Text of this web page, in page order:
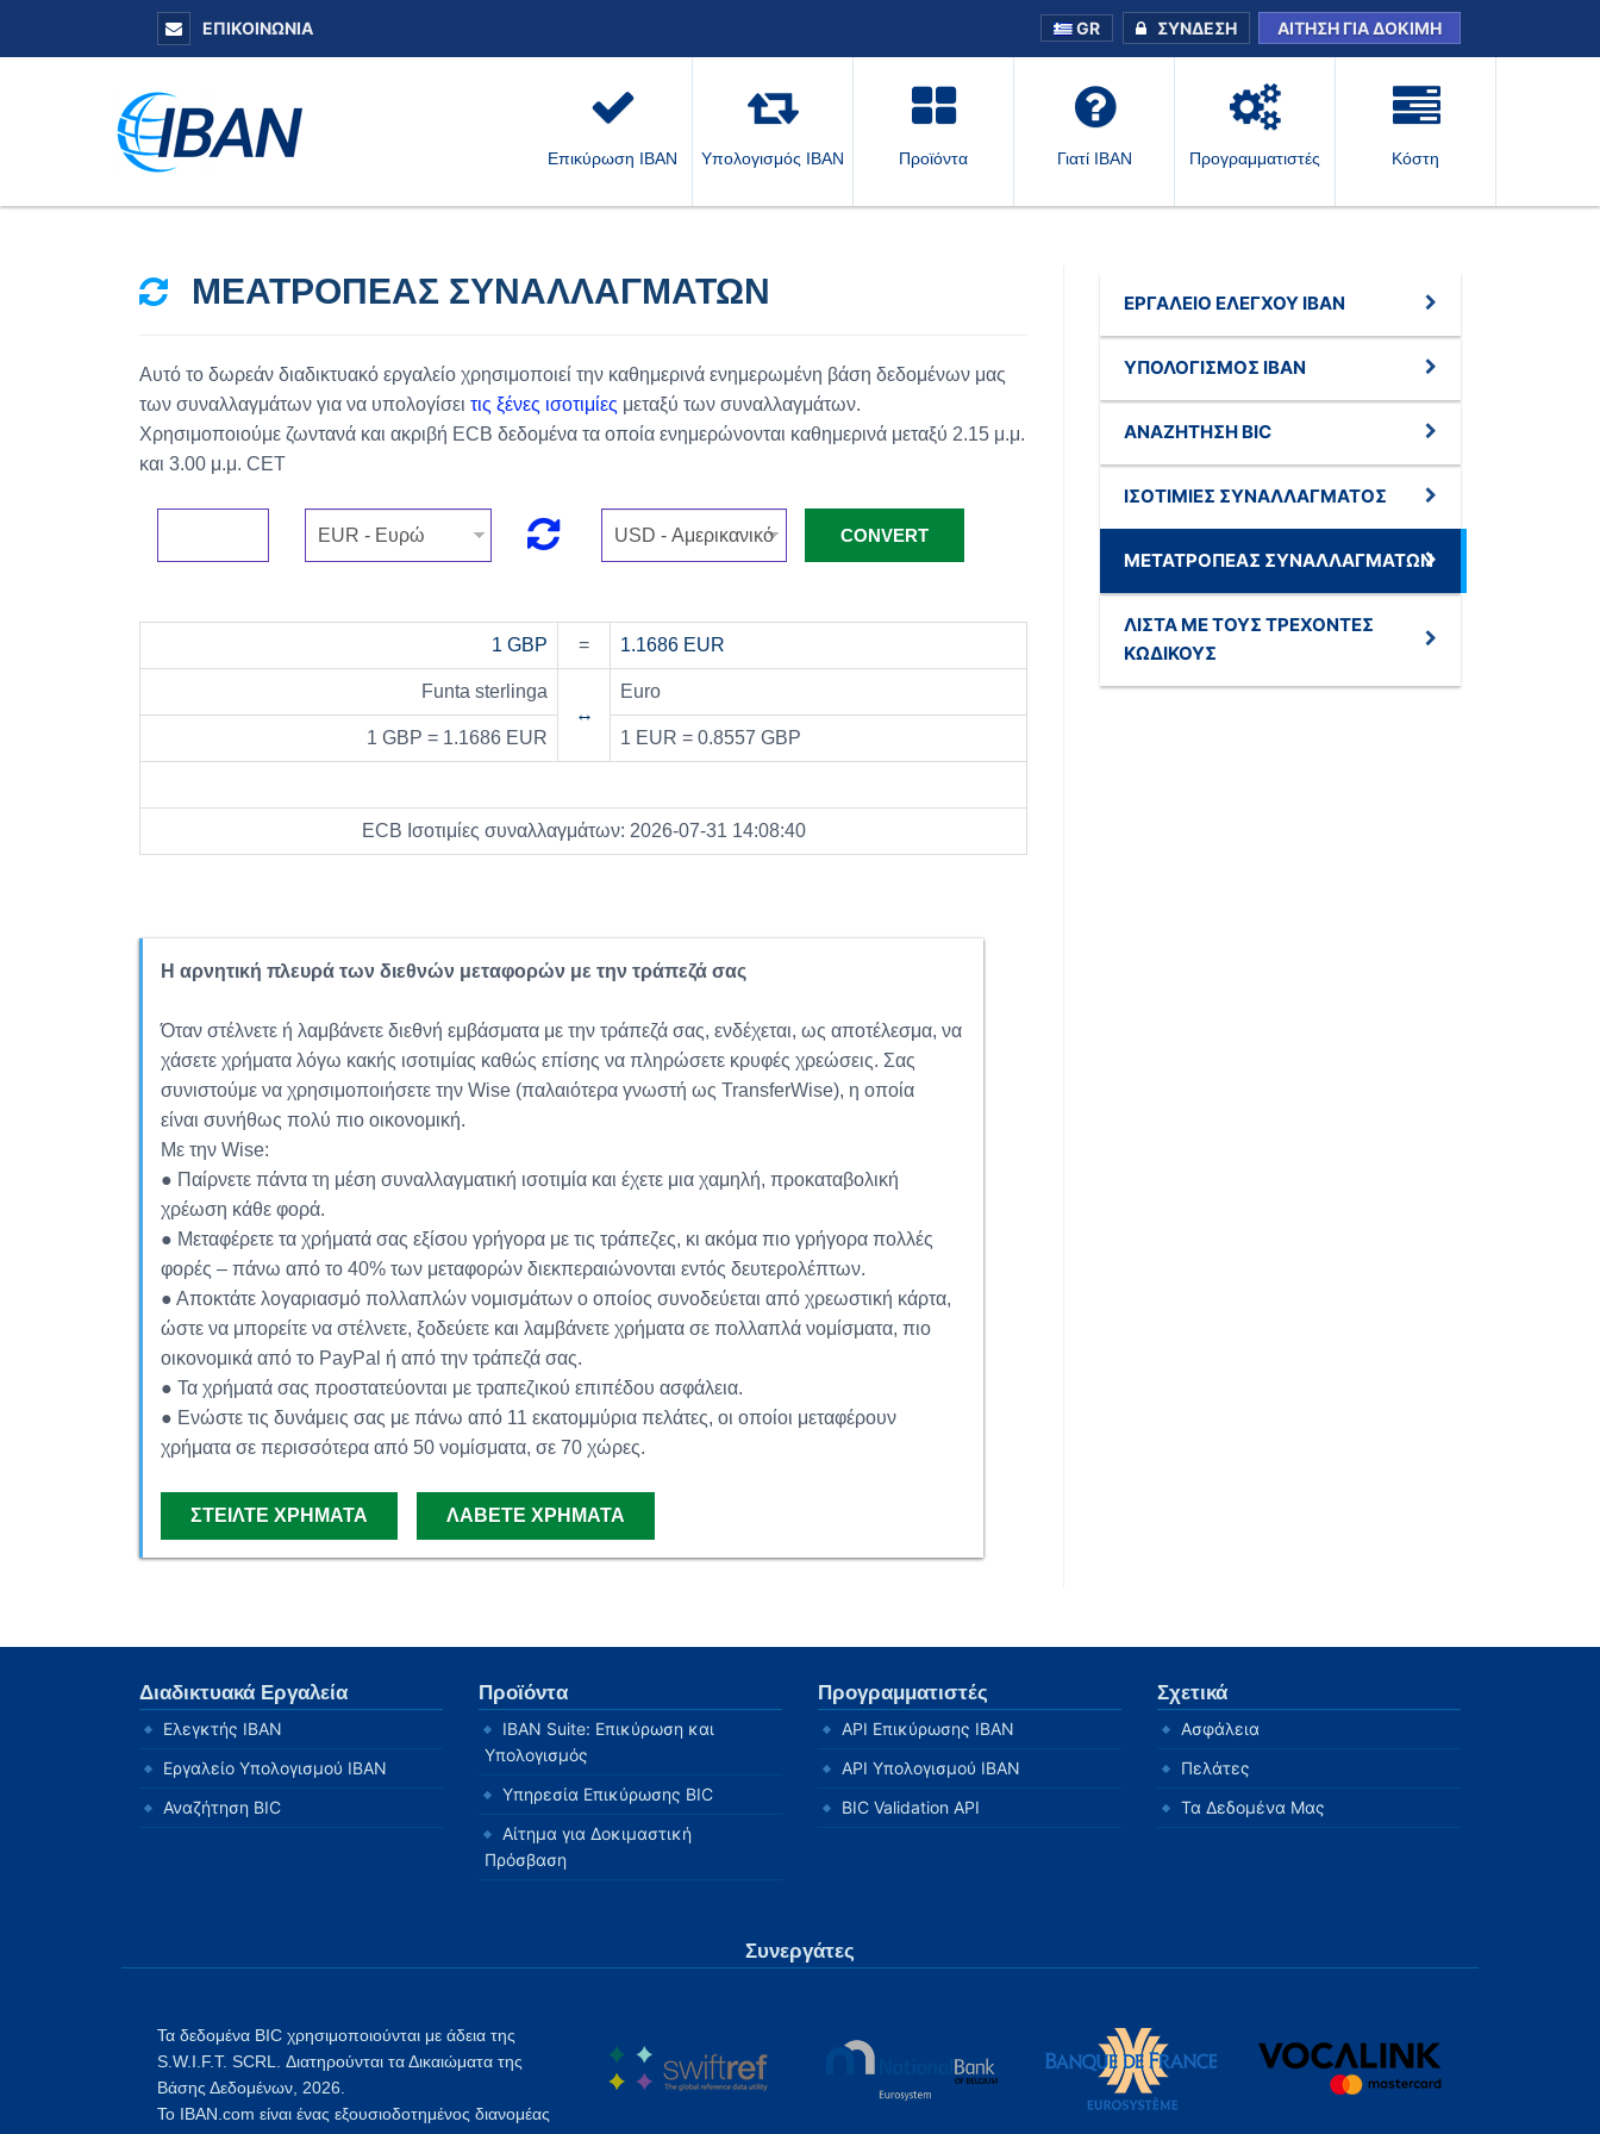
ΕΠΙΚΟΙΝΩΝΊΑ GR ΣΎΝΔΕΣΗ ΑΊΤΗΣΗ ΓΙΑ ΔΟΚΙΜΉ
Επικύρωση IBAN Υπολογισμός IBAN Προϊόντα Γιατί IBAN Προγραμματιστές Κόστη
ΜΕΑΤΡΟΠΈΑΣ ΣΥΝΑΛΛΑΓΜΆΤΩΝ
Αυτό το δωρεάν διαδικτυακό εργαλείο χρησιμοποιεί την καθημερινά ενημερωμένη βάση δεδομένων μας
των συναλλαγμάτων για να υπολογίσει τις ξένες ισοτιμίες μεταξύ των συναλλαγμάτων.
Χρησιμοποιούμε ζωντανά και ακριβή ECB δεδομένα τα οποία ενημερώνονται καθημερινά μεταξύ 2.15 μ.μ.
και 3.00 μ.μ. CET
1 GBP = 1.1686 EUR
Funta sterlinga
↔
Euro
1 GBP = 1.1686 EUR 1 EUR = 0.8557 GBP
ECB Ισοτιμίες συναλλαγμάτων: 2026-07-31 14:08:40
Η αρνητική πλευρά των διεθνών μεταφορών με την τράπεζά σας
Όταν στέλνετε ή λαμβάνετε διεθνή εμβάσματα με την τράπεζά σας, ενδέχεται, ως αποτέλεσμα, να
χάσετε χρήματα λόγω κακής ισοτιμίας καθώς επίσης να πληρώσετε κρυφές χρεώσεις. Σας
συνιστούμε να χρησιμοποιήσετε την Wise (παλαιότερα γνωστή ως TransferWise), η οποία
είναι συνήθως πολύ πιο οικονομική.
Με την Wise:
● Παίρνετε πάντα τη μέση συναλλαγματική ισοτιμία και έχετε μια χαμηλή, προκαταβολική
χρέωση κάθε φορά.
● Μεταφέρετε τα χρήματά σας εξίσου γρήγορα με τις τράπεζες, κι ακόμα πιο γρήγορα πολλές
φορές – πάνω από το 40% των μεταφορών διεκπεραιώνονται εντός δευτερολέπτων.
● Αποκτάτε λογαριασμό πολλαπλών νομισμάτων ο οποίος συνοδεύεται από χρεωστική κάρτα,
ώστε να μπορείτε να στέλνετε, ξοδεύετε και λαμβάνετε χρήματα σε πολλαπλά νομίσματα, πιο
οικονομικά από το PayPal ή από την τράπεζά σας.
● Τα χρήματά σας προστατεύονται με τραπεζικού επιπέδου ασφάλεια.
● Ενώστε τις δυνάμεις σας με πάνω από 11 εκατομμύρια πελάτες, οι οποίοι μεταφέρουν
χρήματα σε περισσότερα από 50 νομίσματα, σε 70 χώρες.
ΣΤΕΊΛΤΕ ΧΡΉΜΑΤΑ ΛΆΒΕΤΕ ΧΡΉΜΑΤΑ
ΕΡΓΑΛΕΊΟ ΕΛΈΓΧΟΥ IBAN
ΥΠΟΛΟΓΙΣΜΌΣ IBAN
ΑΝΑΖΉΤΗΣΗ BIC
ΙΣΟΤΙΜΊΕΣ ΣΥΝΑΛΛΆΓΜΑΤΟΣ
ΜΕΤΑΤΡΟΠΈΑΣ ΣΥΝΑΛΛΑΓΜΆΤΩΝ
ΛΊΣΤΑ ΜΕ ΤΟΥΣ ΤΡΈΧΟΝΤΕΣ
ΚΩΔΙΚΟΎΣ
Διαδικτυακά Εργαλεία
Ελεγκτής IBAN
Εργαλείο Υπολογισμού IBAN
Αναζήτηση BIC
Προϊόντα
IBAN Suite: Επικύρωση και
Υπολογισμός
Υπηρεσία Επικύρωσης BIC
Αίτημα για Δοκιμαστική
Πρόσβαση
Προγραμματιστές
API Επικύρωσης IBAN
API Υπολογισμού IBAN
BIC Validation API
Σχετικά
Ασφάλεια
Πελάτες
Τα Δεδομένα Μας
Συνεργάτες
Τα δεδομένα BIC χρησιμοποιούνται με άδεια της
S.W.I.F.T. SCRL. Διατηρούνται τα Δικαιώματα της
Βάσης Δεδομένων, 2026.
Το IBAN.com είναι ένας εξουσιοδοτημένος διανομέας